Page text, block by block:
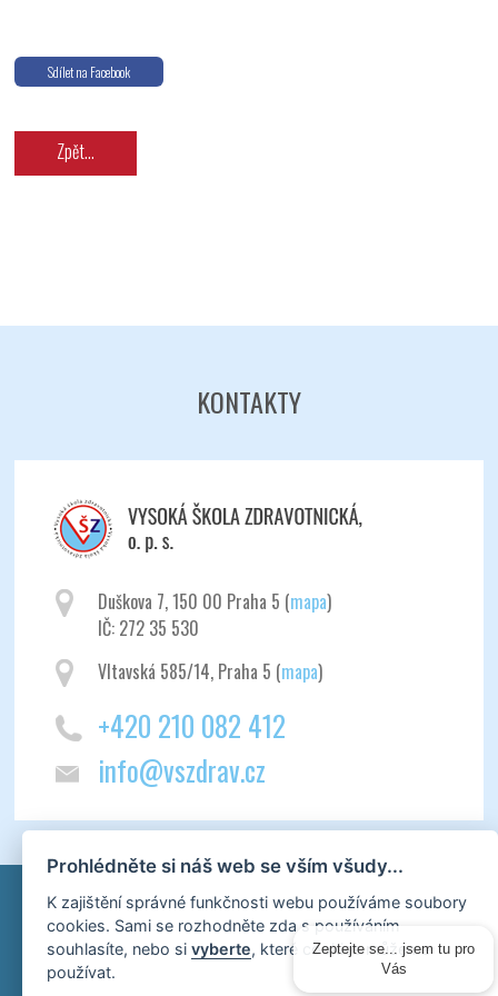
Sdílet na Facebook
Zpět...
KONTAKTY
Duškova 7, 150 00 Praha 5 (mapa)
IČ: 272 35 530
Vltavská 585/14, Praha 5 (mapa)
+420 210 082 412
info@vszdrav.cz
Prohlédněte si náš web se vším všudy...
K zajištění správné funkčnosti webu používáme soubory
cookies. Sami se rozhodněte zda s používáním
souhlasíte, nebo sivyberte, které cookies můžeme
používat.
Zeptejte se... jsem tu pro
Vás